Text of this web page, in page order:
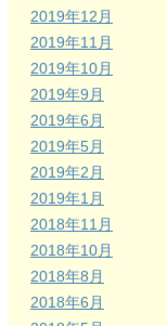
2019年12月
2019年11月
2019年10月
2019年9月
2019年6月
2019年5月
2019年2月
2019年1月
2018年11月
2018年10月
2018年8月
2018年6月